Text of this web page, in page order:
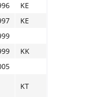
KE
KE
KK
KT